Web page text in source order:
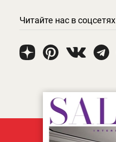
Читайте нас в соцсетях